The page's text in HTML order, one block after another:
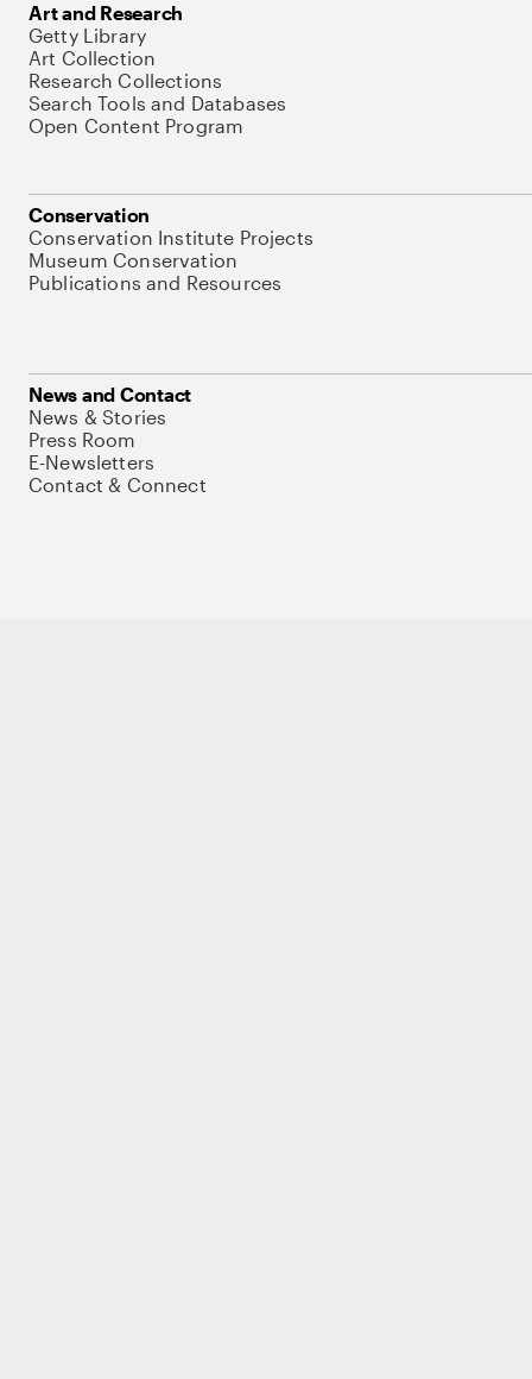
Art and Research
Getty Library
Art Collection
Research Collections
Search Tools and Databases
Open Content Program
Conservation
Conservation Institute Projects
Museum Conservation
Publications and Resources
News and Contact
News & Stories
Press Room
E-Newsletters
Contact & Connect